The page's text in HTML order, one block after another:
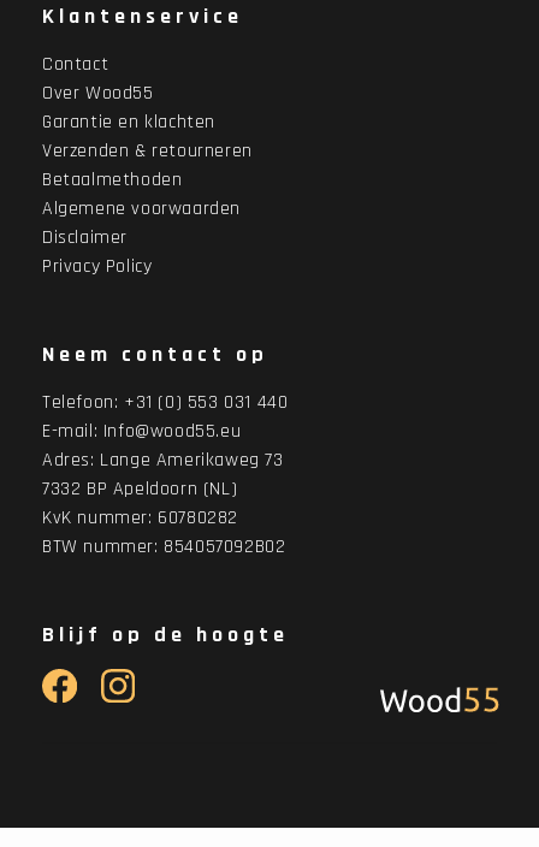
Klantenservice
Contact
Over Wood55
Garantie en klachten
Verzenden & retourneren
Betaalmethoden
Algemene voorwaarden
Disclaimer
Privacy Policy
Neem contact op
Telefoon: +31 (0) 553 031 440
E-mail: Info@wood55.eu
Adres: Lange Amerikaweg 73
7332 BP Apeldoorn (NL)
KvK nummer: 60780282
BTW nummer: 854057092B02
Blijf op de hoogte